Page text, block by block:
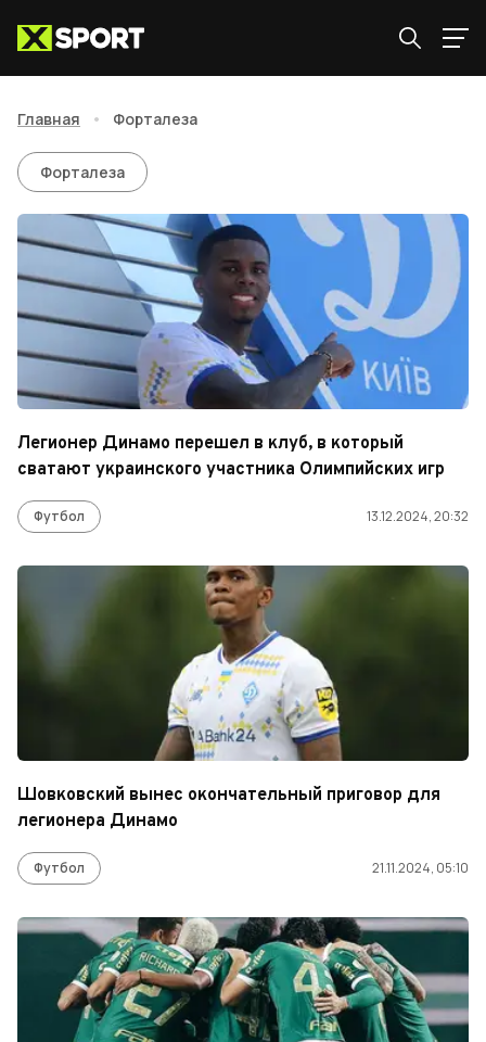
Главная • Форталеза
Форталеза
Форталеза
Легионер Динамо перешел в клуб, в который
сватают украинского участника Олимпийских игр
Футбол 13.12.2024, 20:32
Шовковский вынес окончательный приговор для
легионера Динамо
Футбол 21.11.2024, 05:10